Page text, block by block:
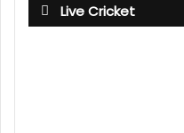
Live Cricket